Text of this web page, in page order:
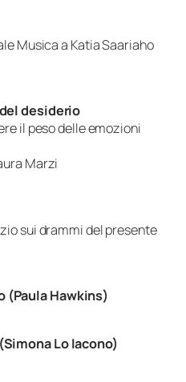
Musica a Katia Saariaho
desiderio
il peso delle emozioni
Marzi
sui drammi del presente
(Paula Hawkins)
Lo Iacono)